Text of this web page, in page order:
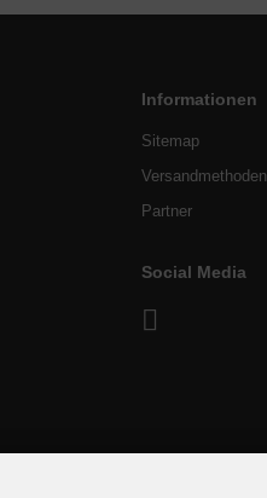
Informationen
Sitemap
Versandmethoden
Partner
Social Media